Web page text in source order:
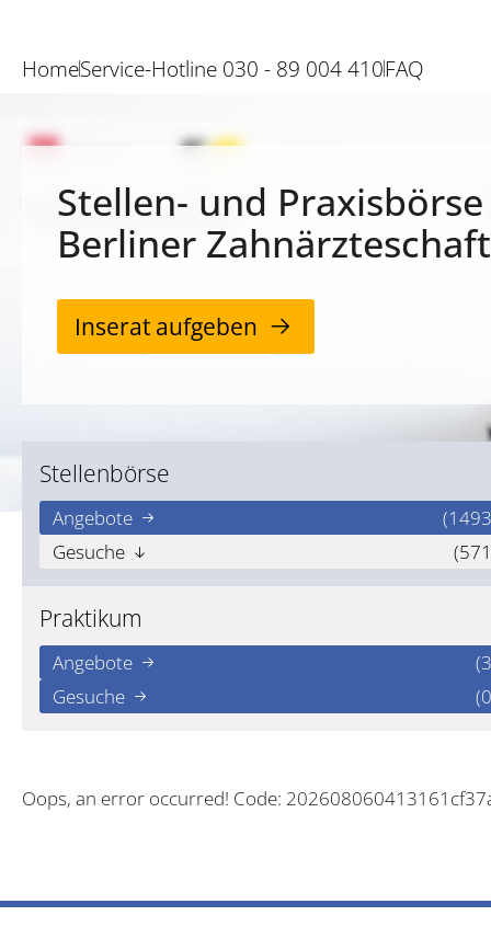
HomeService-Hotline 030 - 89 004 410FAQ
Stellen- und
Berliner Zahnärzteschaft
Inserat aufgeben
Stellenbörse
Angebote
Gesuche
Praktikum
Angebote
Gesuche
Oops, an error occurred! Code: